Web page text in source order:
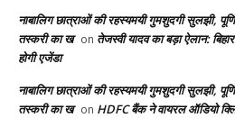
नाबालिग छात्राओं की रहस्यमयी गुमशुदगी सुलझी,
तस्करी का ख on तेजस्वी यादव का बड़ा ऐलान:
होगी एजेंडा
नाबालिग छात्राओं की रहस्यमयी गुमशुदगी सुलझी,
तस्करी का ख on HDFC बैंक ने वायरल ऑडियो